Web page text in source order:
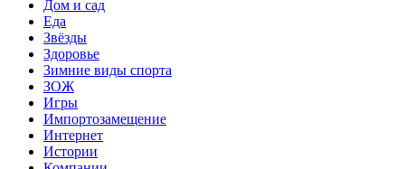
Дом и сад
Еда
Звёзды
Здоровье
Зимние виды спорта
ЗОЖ
Игры
Импортозамещение
Интернет
Истории